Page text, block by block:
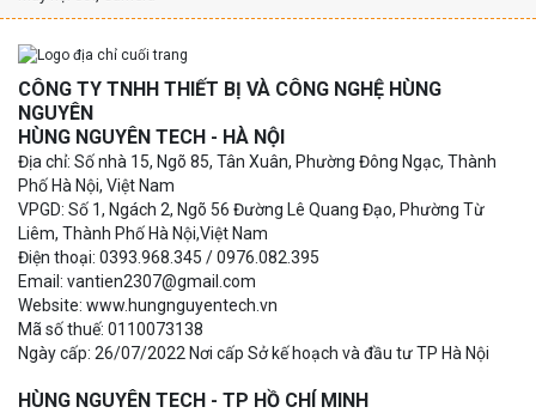
CÔNG TY TNHH THIẾT BỊ VÀ CÔNG NGHỆ HÙNG
NGUYÊN
HÙNG NGUYÊN TECH - HÀ NỘI
Địa chỉ: Số nhà 15, Ngõ 85, Tân Xuân, Phường Đông Ngạc, Thành
Phố Hà Nội, Việt Nam
VPGD: Số 1, Ngách 2, Ngõ 56 Đường Lê Quang Đạo, Phường Từ
Liêm, Thành Phố Hà Nội,Việt Nam
Điện thoại: 0393.968.345 / 0976.082.395
Email: vantien2307@gmail.com
Website: www.hungnguyentech.vn
Mã số thuế: 0110073138
Ngày cấp: 26/07/2022 Nơi cấp Sở kế hoạch và đầu tư TP Hà Nội
HÙNG NGUYÊN TECH - TP HỒ CHÍ MINH